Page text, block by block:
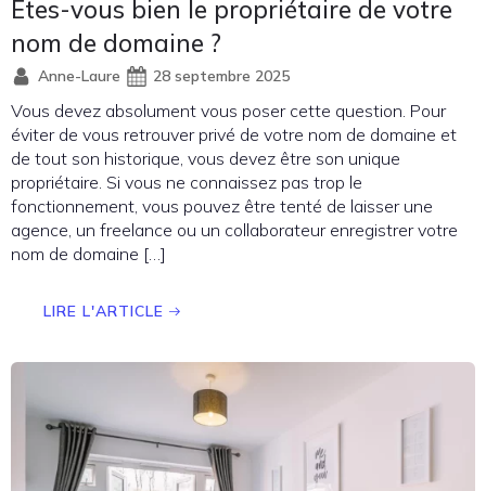
Etes-vous bien le propriétaire de votre
nom de domaine ?
Anne-Laure 28 septembre 2025
Vous devez absolument vous poser cette question. Pour
éviter de vous retrouver privé de votre nom de domaine et
de tout son historique, vous devez être son unique
propriétaire. Si vous ne connaissez pas trop le
fonctionnement, vous pouvez être tenté de laisser une
agence, un freelance ou un collaborateur enregistrer votre
nom de domaine […]
LIRE L'ARTICLE